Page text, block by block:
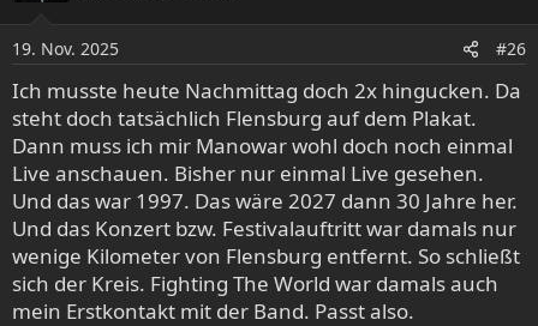
n
e
n
:
19. Nov. 2025 #26
Ich musste heute Nachmittag doch 2x hingucken. Da
steht doch tatsächlich Flensburg auf dem Plakat.
Dann muss ich mir Manowar wohl doch noch einmal
Live anschauen. Bisher nur einmal Live gesehen.
Und das war 1997. Das wäre 2027 dann 30 Jahre her.
Und das Konzert bzw. Festivalauftritt war damals nur
wenige Kilometer von Flensburg entfernt. So schließt
sich der Kreis. Fighting The World war damals auch
mein Erstkontakt mit der Band. Passt also.